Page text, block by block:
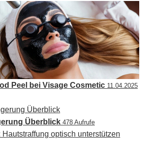
Peel bei Visage Cosmetic 11.04.2025
Überblick 478 Aufrufe